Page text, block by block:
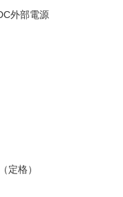
外部電源
定格）